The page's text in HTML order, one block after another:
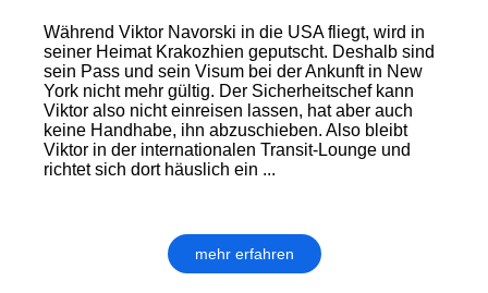
Während Viktor Navorski in die USA fliegt, wird in
seiner Heimat Krakozhien geputscht. Deshalb sind
sein Pass und sein Visum bei der Ankunft in New
York nicht mehr gültig. Der Sicherheitschef kann
Viktor also nicht einreisen lassen, hat aber auch
keine Handhabe, ihn abzuschieben. Also bleibt
Viktor in der internationalen Transit-Lounge und
richtet sich dort häuslich ein ...
mehr erfahren